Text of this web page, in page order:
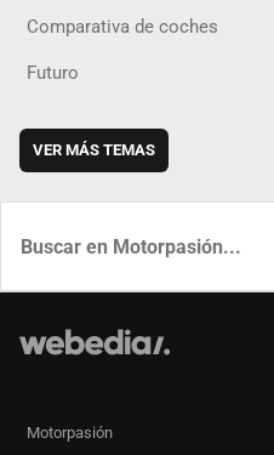
Comparativa de coches
Futuro
VER MÁS TEMAS
Motorpasión